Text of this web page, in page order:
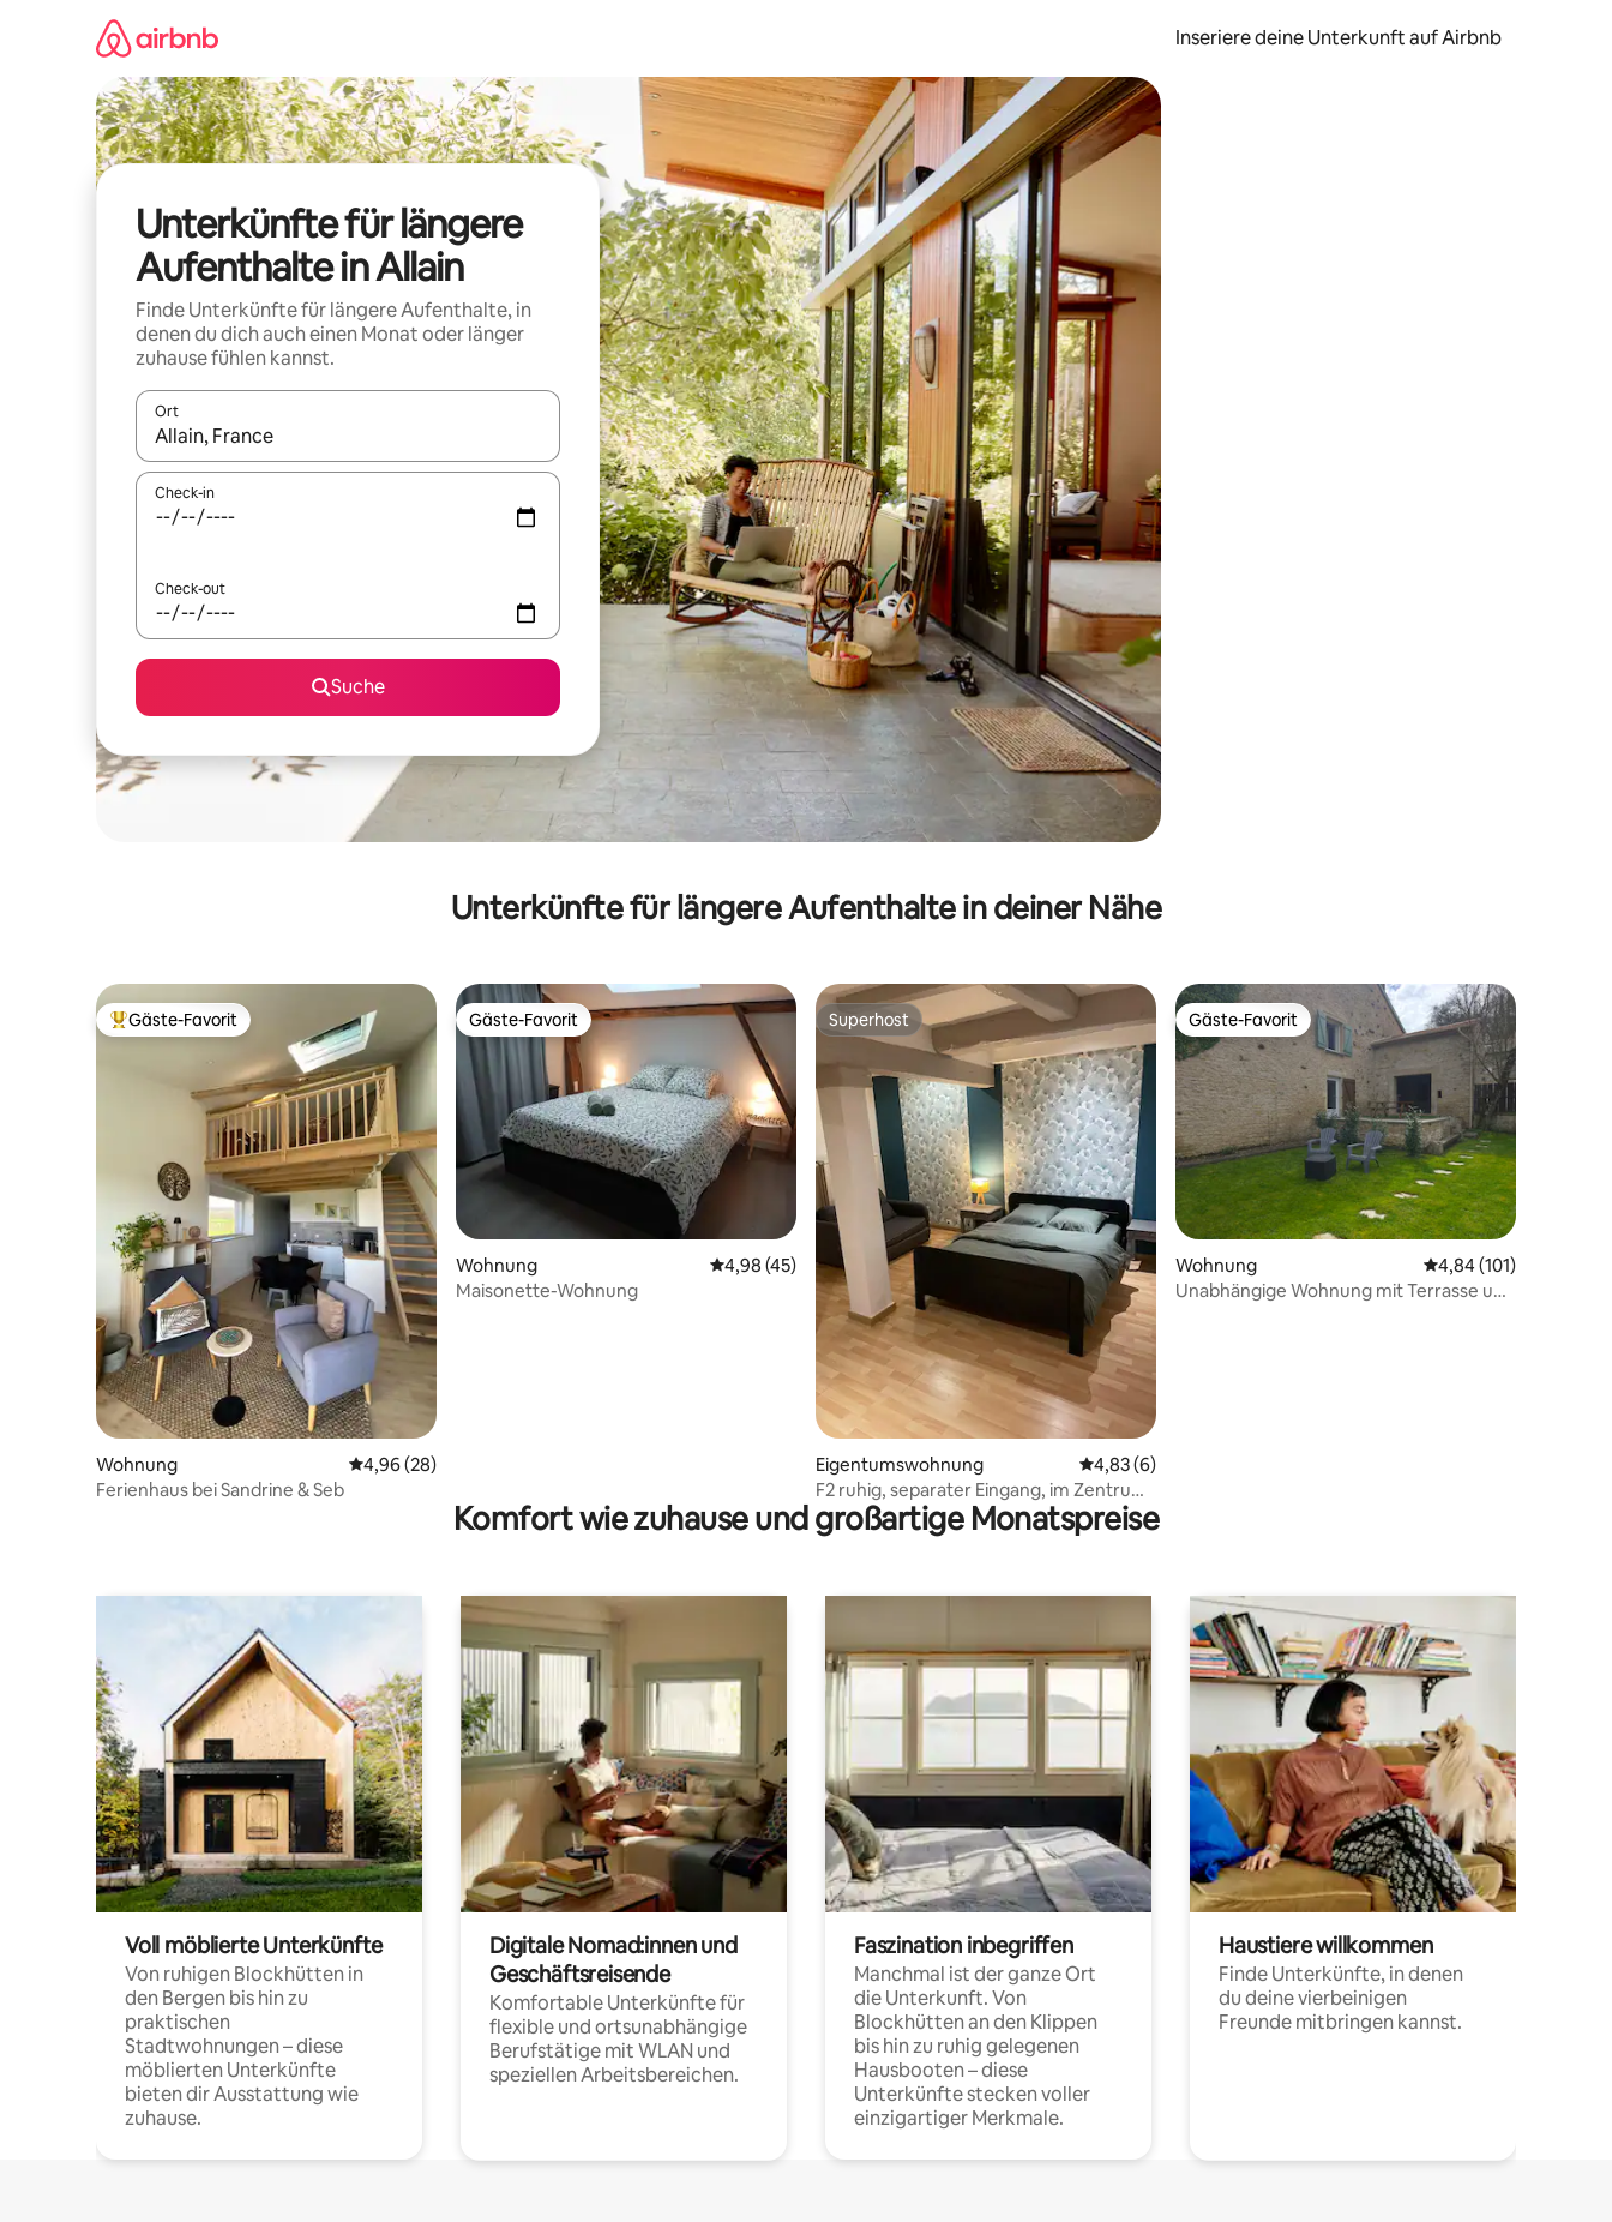
Inseriere deine Unterkunft auf Airbnb
Unterkünfte für längere
Aufenthalte in Allain
Finde Unterkünfte für längere Aufenthalte, in
denen du dich auch einen Monat oder länger
zuhause fühlen kannst.
Ort
Wenn Ergebnisse verfügbar sind, navigiere mit den Pfeiltasten nach oben und unten oder erkunde die Ergebnisse durch Berühren oder Wischgesten.
Check-in
Check-out
Suche
Unterkünfte für längere Aufenthalte in deiner Nähe
Beliebter Gäste-Favorit.
Gäste-Favorit
Wohnung Durchschnittliche Bewertung: 4,96 von 5, 28 Bewertungen
4,96 (28)
Ferienhaus bei Sandrine & Seb
Gäste-Favorit
Gäste-Favorit
Wohnung Durchschnittliche Bewertung: 4,98 von 5, 45 Bewertungen
4,98 (45)
Maisonette-Wohnung
Superhost
Superhost
Eigentumswohnung Durchschnittliche Bewertung: 4,83 von 5, 6 Bewertungen
4,83 (6)
F2 ruhig, separater Eingang, im Zentrum
von Toul
Gäste-Favorit
Gäste-Favorit
Wohnung Durchschnittliche
4,84 (101)
Unabhängige Wohnung mit Terrasse und
Komfort wie zuhause und großartige Monatspreise
Voll möblierte Unterkünfte
Von ruhigen Blockhütten in
den Bergen bis hin zu
praktischen
Stadtwohnungen – diese
möblierten Unterkünfte
bieten dir Ausstattung wie
zuhause.
Digitale Nomad:innen und
Geschäftsreisende
Komfortable Unterkünfte für
flexible und ortsunabhängige
Berufstätige mit WLAN und
speziellen Arbeitsbereichen.
Faszination inbegriffen
Manchmal ist der ganze Ort
die Unterkunft. Von
Blockhütten an den Klippen
bis hin zu ruhig gelegenen
Hausbooten – diese
Unterkünfte stecken voller
einzigartiger Merkmale.
Haustiere willkommen
Finde Unterkünfte, in denen
du deine vierbeinigen
Freunde mitbringen kannst.